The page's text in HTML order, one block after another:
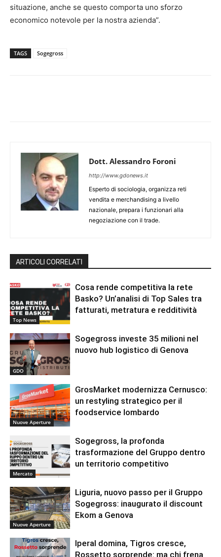
situazione, anche se questo comporta uno sforzo
economico notevole per la nostra azienda”.
TAGS Sogegross
Dott. Alessandro Foroni
http://www.gdonews.it
Esperto di sociologia, organizza reti
vendita e merchandising a livello
nazionale, prepara i funzionari alla
negoziazione con il trade.
ARTICOLI CORRELATI
Top News
Cosa rende competitiva la rete
Basko? Un’analisi di Top Sales tra
fatturati, metratura e redditività
GDO
Sogegross investe 35 milioni nel
nuovo hub logistico di Genova
Nuove Aperture
GrosMarket modernizza Cernusco:
un restyling strategico per il
foodservice lombardo
Mercato
Sogegross, la profonda
trasformazione del Gruppo dentro
un territorio competitivo
Nuove Aperture
Liguria, nuovo passo per il Gruppo
Sogegross: inaugurato il discount
Ekom a Genova
Iperal domina, Tigros cresce,
Rossetto sorprende: ma chi frena